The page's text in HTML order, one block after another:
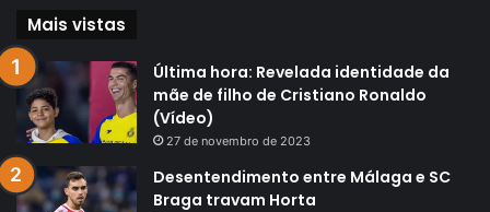
Mais vistas
Última hora: Revelada identidade da
mãe de filho de Cristiano Ronaldo
(Vídeo)
27 de novembro de 2023
Desentendimento entre Málaga e SC
Braga travam Horta